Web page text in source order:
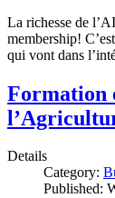
La richesse de
membership!
qui vont dans
Formation
Details
Category:
Published: